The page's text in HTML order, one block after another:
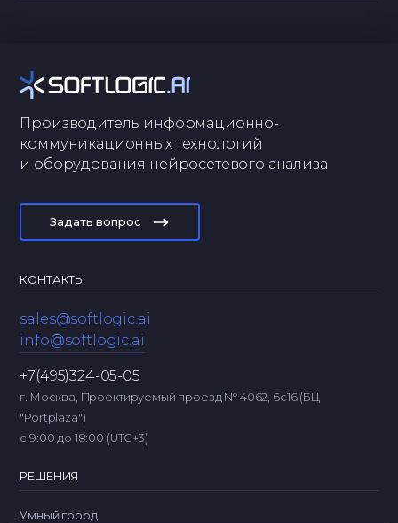
Производитель информационно-
коммуникационных технологий
и оборудования нейросетевого анализа
Задать вопрос
КОНТАКТЫ
sales@softlogic.ai
info@softlogic.ai
+7(495)324-05-05
г. Москва, Проектируемый проезд № 4062, 6с16 (БЦ
"Portplaza")
с 9:00 до 18:00 (UTC+3)
РЕШЕНИЯ
Умный город